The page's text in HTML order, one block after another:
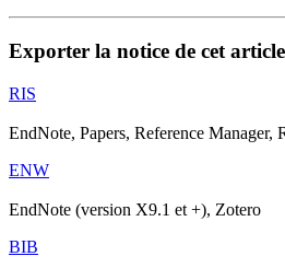
Exporter la notice de cet article
RIS
EndNote, Papers, Reference Manager,
ENW
EndNote (version X9.1 et +), Zotero
BIB